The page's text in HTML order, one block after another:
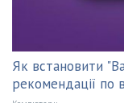
Як встановити
рекомендації по